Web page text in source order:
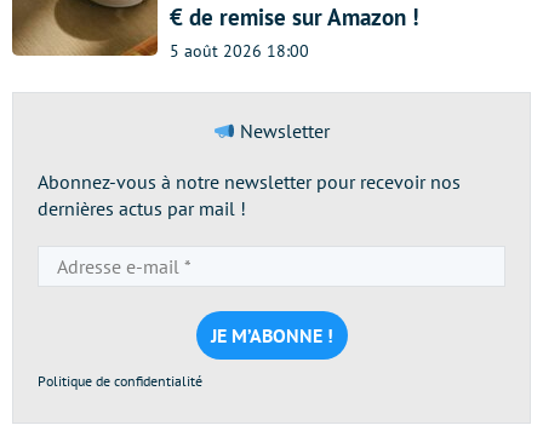
€ de remise sur Amazon !
5 août 2026 18:00
Newsletter
Abonnez-vous à notre newsletter pour recevoir nos
dernières actus par mail !
e-
mail
*
Politique de confidentialité